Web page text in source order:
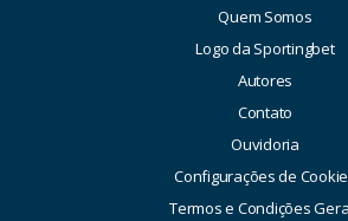
Quem Somos
Logo da Sportingbet
Autores
Contato
Ouvidoria
Configurações de
Termos e Condições